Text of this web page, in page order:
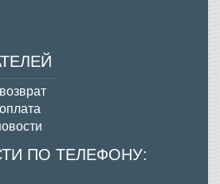
ПО ТЕЛЕФОНУ: